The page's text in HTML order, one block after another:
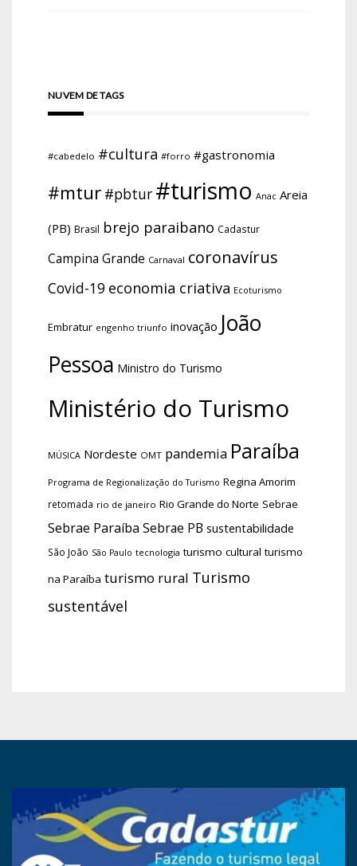
NUVEM DE TAGS
#cabedelo #cultura #forro #gastronomia
#mtur #pbtur #turismo Anac Areia
(PB) Brasil brejo paraibano Cadastur
Campina Grande Carnaval coronavírus
Covid-19 economia criativa Ecoturismo
Embratur engenho triunfo inovação João
Pessoa Ministro do Turismo
Ministério do Turismo
MÚSICA Nordeste OMT pandemia Paraíba
Programa de Regionalização do Turismo Regina Amorim
retomada rio de janeiro Rio Grande do Norte Sebrae
Sebrae Paraíba Sebrae PB sustentabilidade
São João São Paulo tecnologia turismo cultural turismo
na Paraíba turismo rural Turismo
sustentável